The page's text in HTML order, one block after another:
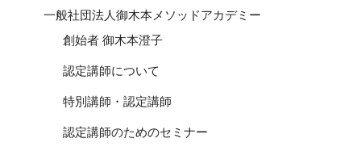
一般社団法人御木本メソッドアカデミー
創始者 御木本澄子
認定講師について
特別講師・認定講師
認定講師のためのセミナー